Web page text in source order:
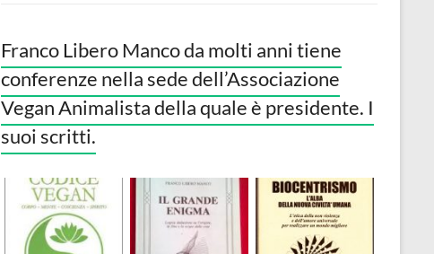
Franco Libero Manco da molti anni tiene
conferenze nella sede dell’Associazione
Vegan Animalista della quale è presidente. I
suoi scritti.